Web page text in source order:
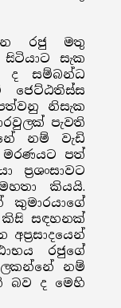
රජු මතු
සැක
ද සම්බන්ධ
නිසැක
පැවති
නම් වැඩි
මරණයට පත්
ප්‍රශංසාවට
කියයි.
සඳහනක්
රජුගේ
නම්
බව ද මෙහි